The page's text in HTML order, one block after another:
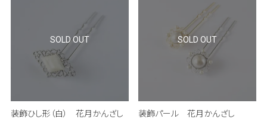
装飾ひし形（白） 花月かんざし
SOLD OUT
装飾パール 花月かんざし
SOLD OUT